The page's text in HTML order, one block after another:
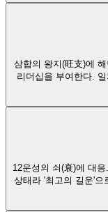
삼합의 왕지(旺支)에
리더십을 부여한다.
12운성의 쇠(衰)에 대
상태라 '최고의 길운'으